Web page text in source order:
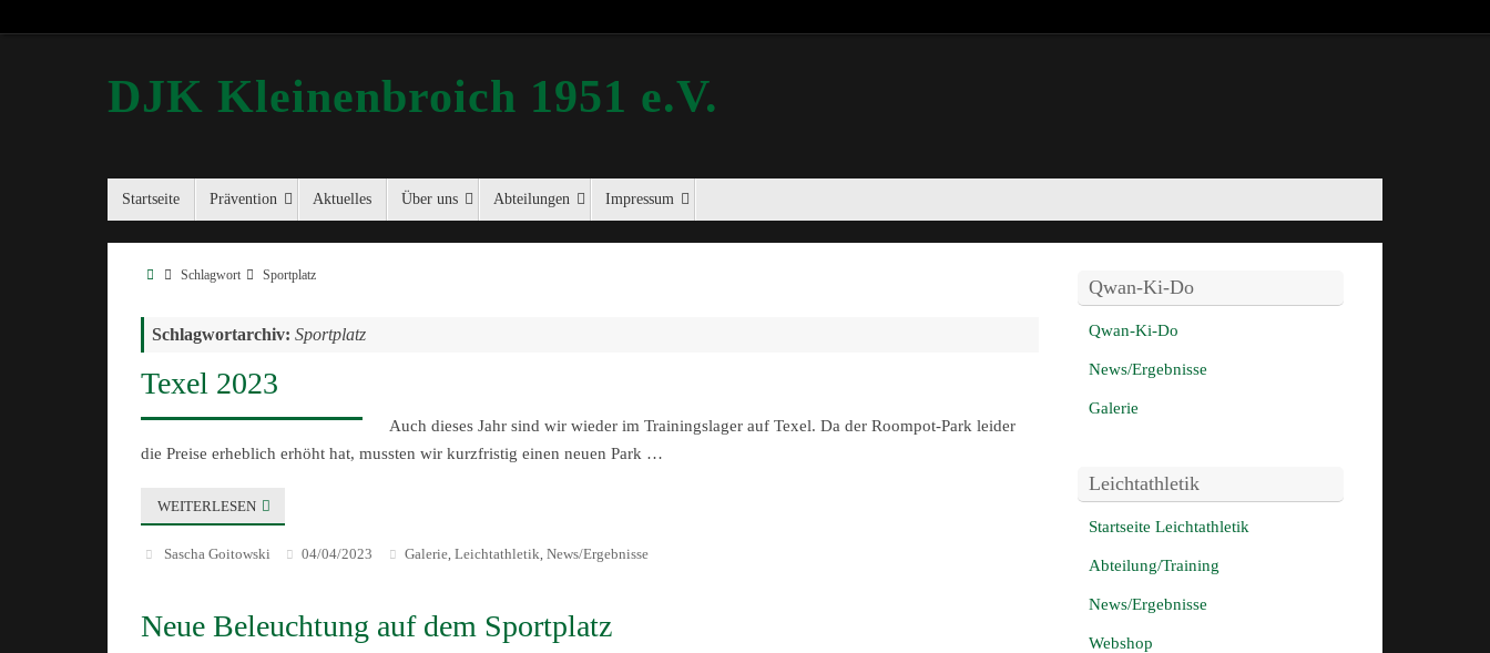
DJK Kleinenbroich 1951 e.V.
Startseite Prävention Aktuelles Über uns Abteilungen Impressum
Schlagwort Sportplatz
Schlagwortarchiv: Sportplatz
Texel 2023
Auch dieses Jahr sind wir wieder im Trainingslager auf Texel. Da der Roompot-Park leider
die Preise erheblich erhöht hat, mussten wir kurzfristig einen neuen Park …
WEITERLESEN
Sascha Goitowski 04/04/2023 Galerie, Leichtathletik, News/Ergebnisse
Neue Beleuchtung auf dem Sportplatz
Qwan-Ki-Do
Qwan-Ki-Do
News/Ergebnisse
Galerie
Leichtathletik
Startseite Leichtathletik
Abteilung/Training
News/Ergebnisse
Webshop